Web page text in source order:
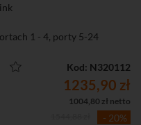
1 - 4, porty 5-24
mobilna oraz chmura
restartująca zawieszone
Kod: N320112
1235,90 zł
1004,80 zł netto
- 20%